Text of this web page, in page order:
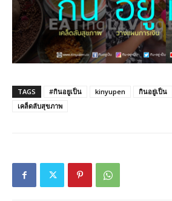
TAGS #กินอยูเป็น kinyupen กินอยู่เป็น
เคล็ดลับสุขภาพ